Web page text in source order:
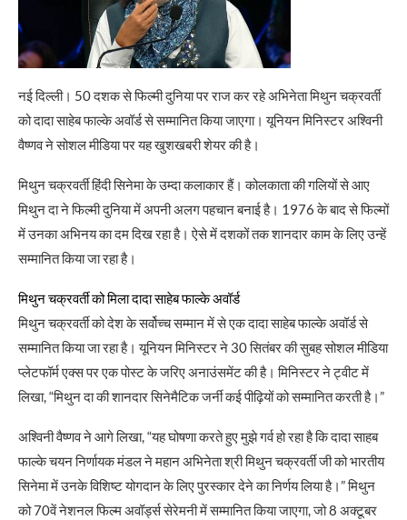
नई दिल्ली। 50 दशक से फिल्मी दुनिया पर राज कर रहे अभिनेता मिथुन चक्रवर्ती
को दादा साहेब फाल्के अवॉर्ड से सम्मानित किया जाएगा। यूनियन मिनिस्टर अश्विनी
वैष्णव ने सोशल मीडिया पर यह खुशखबरी शेयर की है।
मिथुन चक्रवर्ती हिंदी सिनेमा के उम्दा कलाकार हैं। कोलकाता की गलियों से आए
मिथुन दा ने फिल्मी दुनिया में अपनी अलग पहचान बनाई है। 1976 के बाद से फिल्मों
में उनका अभिनय का दम दिख रहा है। ऐसे में दशकों तक शानदार काम के लिए उन्हें
सम्मानित किया जा रहा है।
मिथुन चक्रवर्ती को मिला दादा साहेब फाल्के अवॉर्ड
मिथुन चक्रवर्ती को देश के सर्वोच्च सम्मान में से एक दादा साहेब फाल्के अवॉर्ड से
सम्मानित किया जा रहा है। यूनियन मिनिस्टर ने 30 सितंबर की सुबह सोशल मीडिया
प्लेटफॉर्म एक्स पर एक पोस्ट के जरिए अनाउंसमेंट की है। मिनिस्टर ने ट्वीट में
लिखा, “मिथुन दा की शानदार सिनेमैटिक जर्नी कई पीढ़ियों को सम्मानित करती है।”
अश्विनी वैष्णव ने आगे लिखा, “यह घोषणा करते हुए मुझे गर्व हो रहा है कि दादा साहब
फाल्के चयन निर्णायक मंडल ने महान अभिनेता श्री मिथुन चक्रवर्ती जी को भारतीय
सिनेमा में उनके विशिष्ट योगदान के लिए पुरस्कार देने का निर्णय लिया है।” मिथुन
को 70वें नेशनल फिल्म अवॉर्ड्स सेरेमनी में सम्मानित किया जाएगा, जो 8 अक्टूबर